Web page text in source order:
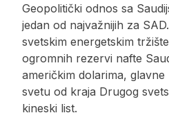
Geopolitički odnos sa
jedan od najvažnijih za
svetskim energetskim
ogromnih rezervi nafte
američkim dolarima,
svetu od kraja Drugog
kineski list.